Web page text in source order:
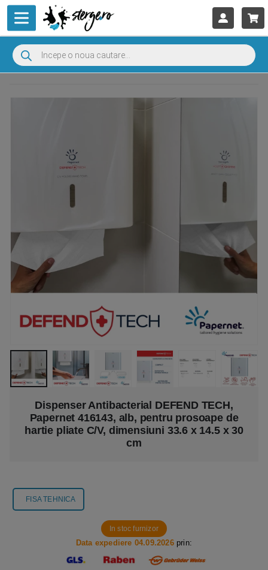
Dispenser Antibacterial DEFEND TECH,
Papernet 416143, alb, pentru prosoape de
hartie pliate C/V, dimensiuni 33.6 x 14.5 x 30
cm
FISA TEHNICA
In stoc furnizor
Data expediere 04.09.2026prin: